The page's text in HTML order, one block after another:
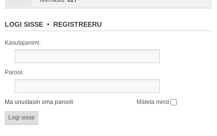
LOGI SISSE • REGISTREERU
Kasutajanimi:
Parool:
Ma unustasin oma parooli Mäleta mind